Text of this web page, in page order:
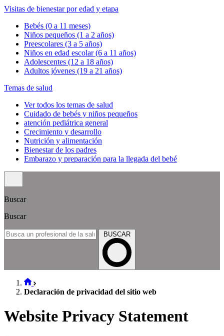
Visitas de bienestar por edad y etapa
Bebés (0 a 11 meses)
Niños pequeños (1 a 2 años)
Preescolares (3 a 5 años)
Niños en edad escolar (6 a 11 años)
Adolescentes (12 a 18 años)
Adultos jóvenes (19 a 21 años)
Temas de salud
Ver todos los temas de salud
Cuidado de bebés y niños pequeños
atención pediátrica general
Crecimiento y desarrollo
Nutrición y alimentación
Bienestar de los padres
Embarazo y preparación para la llegada del bebé
Buscar
Buscar
BUSCAR
Declaración de privacidad del sitio web
Website Privacy Statement